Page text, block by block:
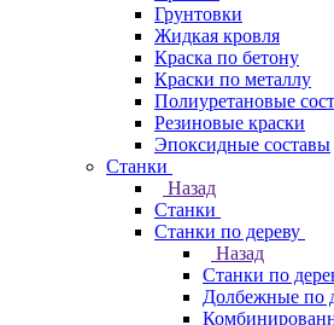
Грунтовки
Жидкая кровля
Краска по бетону
Краски по металлу
Полиуретановые
Резиновые краски
Эпоксидные составы
Станки
Назад
Станки
Станки по дереву
Назад
Станки по
Долбежные по